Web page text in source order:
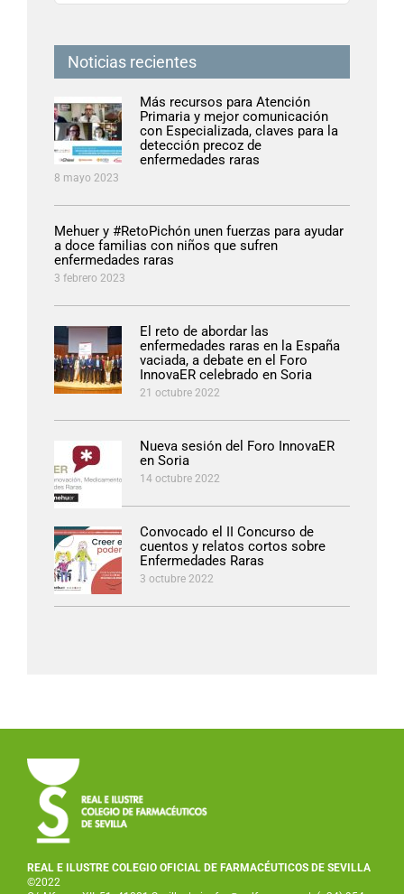
Noticias recientes
Más recursos para Atención
Primaria y mejor comunicación
con Especializada, claves para la
detección precoz de
enfermedades raras
8 mayo 2023
Mehuer y #RetoPichón unen fuerzas para ayudar
a doce familias con niños que sufren
enfermedades raras
3 febrero 2023
El reto de abordar las
enfermedades raras en la España
vaciada, a debate en el Foro
InnovaER celebrado en Soria
21 octubre 2022
Nueva sesión del Foro InnovaER
en Soria
14 octubre 2022
Convocado el II Concurso de
cuentos y relatos cortos sobre
Enfermedades Raras
3 octubre 2022
REAL E ILUSTRE COLEGIO OFICIAL DE FARMACÉUTICOS DE SEVILLA
©2022